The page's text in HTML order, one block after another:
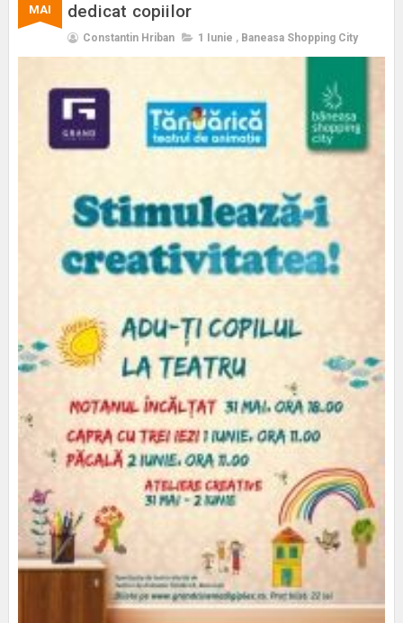
MAI
dedicat copiilor
Constantin Hriban 1 Iunie , Baneasa Shopping City